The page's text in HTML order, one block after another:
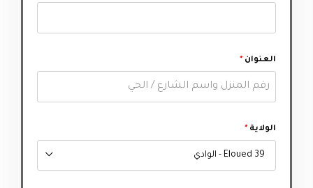
العنوان *
الولاية *
39 Eloued - الوادي